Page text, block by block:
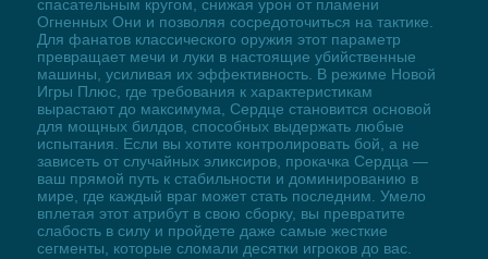
спасательным кругом, снижая урон от пламени
Огненных Они и позволяя сосредоточиться на тактике.
Для фанатов классического оружия этот параметр
превращает мечи и луки в настоящие убийственные
машины, усиливая их эффективность. В режиме Новой
Игры Плюс, где требования к характеристикам
вырастают до максимума, Сердце становится основой
для мощных билдов, способных выдержать любые
испытания. Если вы хотите контролировать бой, а не
зависеть от случайных эликсиров, прокачка Сердца —
ваш прямой путь к стабильности и доминированию в
мире, где каждый враг может стать последним. Умело
вплетая этот атрибут в свою сборку, вы превратите
слабость в силу и пройдете даже самые жесткие
сегменты, которые сломали десятки игроков до вас.